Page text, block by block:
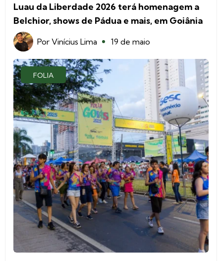
Luau da Liberdade 2026 terá homenagem a
Belchior, shows de Pádua e mais, em Goiânia
Por Vinícius Lima 19 de maio
FOLIA